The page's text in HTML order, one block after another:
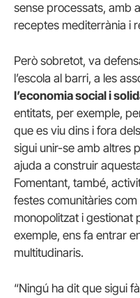
sense processats, amb
receptes mediterrània i
Però sobretot, va
l’escola al barri, a les
l’economia social i
entitats, per exemple,
que es viu dins i fora
sigui unir-se amb altres
ajuda a construir
Fomentant, també,
festes comunitàries com
monopolitzat i gestionat
exemple, ens fa entrar
multitudinaris.
“Ningú ha dit que sigui